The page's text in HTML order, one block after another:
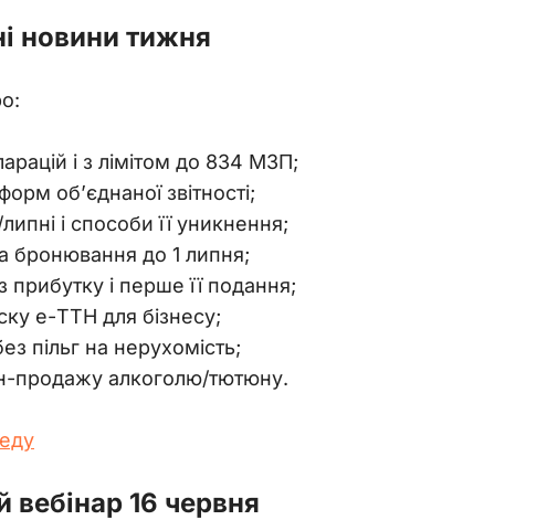
новини тижня
і з лімітом до 834 МЗП;
об’єднаної звітності;
і способи її уникнення;
бронювання до 1 липня;
прибутку і перше її подання;
е-ТТН для бізнесу;
пільг на нерухомість;
продажу алкоголю/тютюну.
вебінар 16 червня